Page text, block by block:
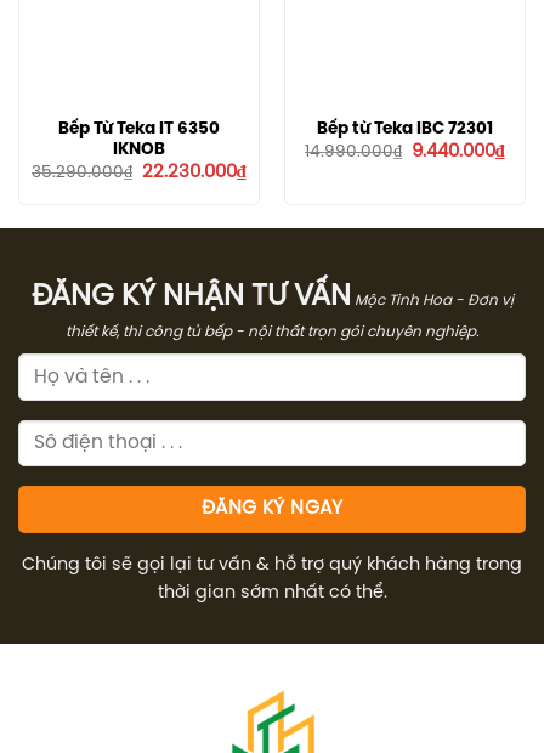
Bếp Từ Teka IT 6350
IKNOB
35.290.000₫
Giá
22.230.000₫Giá
hiện
22.230.000₫.
Bếp từ Teka IBC 72301
14.990.000₫
Giá
9.440.000₫Giá
hiện
ĐĂNG KÝ NHẬN TƯ VẤN Mộc Tinh Hoa - Đơn vị
thiết kế, thi công tủ bếp - nội thất trọn gói chuyên nghiệp.
Chúng tôi sẽ gọi lại tư vấn & hỗ trợ quý khách hàng trong
thời gian sớm nhất có thể.